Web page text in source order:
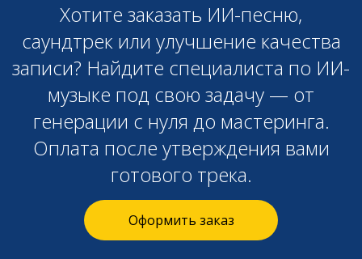
Хотите заказать ИИ-песню,
саундтрек или улучшение качества
записи? Найдите специалиста по ИИ-
музыке под свою задачу — от
генерации с нуля до мастеринга.
Оплата после утверждения вами
готового трека.
Оформить заказ